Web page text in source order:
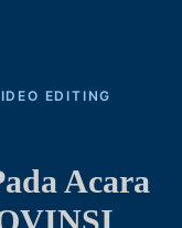
EDITING
Acara